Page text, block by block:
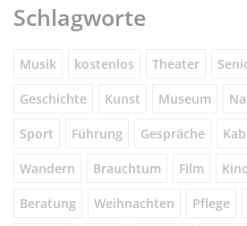
Schlagworte
Musik kostenlos Theater
Geschichte Kunst Museum
Sport Führung Gespräche
Wandern Brauchtum Film
Beratung Weihnachten Pflege